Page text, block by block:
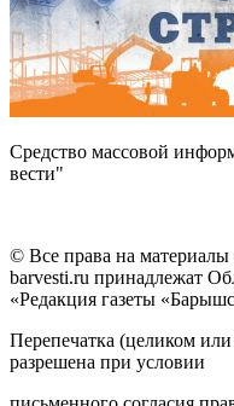
Средство массовой
вести"
© Все права на материалы
barvesti.ru принадлежат
«Редакция газеты
Перепечатка (целиком
разрешена при условии